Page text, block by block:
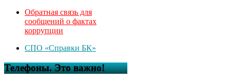
Обратная связь для
сообщений о фактах
коррупции
СПО «Справки БК»
Телефоны. Это важно!